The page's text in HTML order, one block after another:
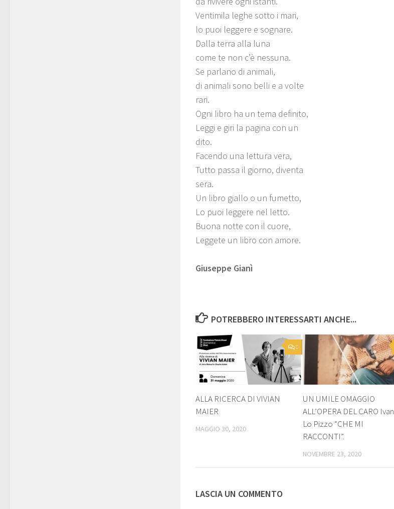
Ventimila leghe sotto i mari,
lo puoi leggere e sognare.
Dalla terra alla luna
come te non c’è nessuna.
Se parlano di animali,
di animali sono belli e a volte
rari.
Ogni libro ha un tema definito,
Leggi e giri la pagina con un
dito.
Facendo una lettura vera,
Tutto passa il giorno, diventa
sera.
Un libro giallo o un fumetto,
Lo puoi leggere nel letto.
Buona notte con il cuore,
Leggete un libro con amore.
Giuseppe Gianì
POTREBBERO INTERESSARTI ANCHE...
0
ALLA RICERCA DI VIVIAN
MAIER
MAGGIO 30, 2020
UN UMILE OMAGGIO
ALL’OPERA DEL CARO Ivan
Lo Pizzo “CHE MI
RACCONTI”.
NOVEMBRE 23, 2020
LASCIA UN COMMENTO